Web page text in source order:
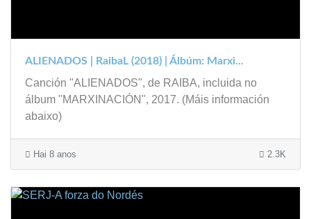
ALIENADOS | RaibaL (2018) | Álbúm: Marxi...
Canción "ALIENADOS", de RAIBA, incluida no
álbum "MARXINACIÓN", 2017. (Máis información
abaixo)
Hai 8 anos 2.3K